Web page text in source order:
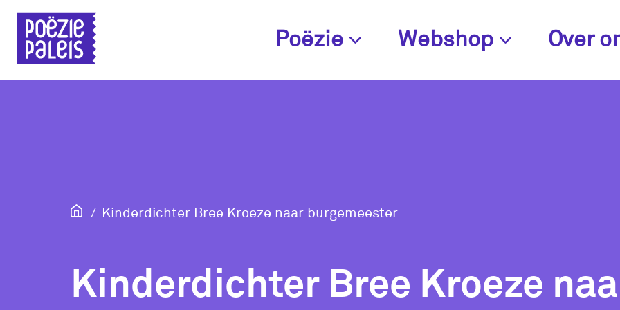
Poëzie Webshop Over
Kinderdichter Bree Kroeze naar burgemeester
Kinderdichter Bree Kroeze